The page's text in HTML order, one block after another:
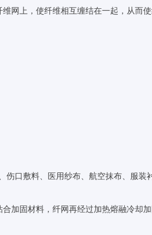
网上，使纤维相互缠结在一起，从而使
口敷料、医用纱布、航空抹布、服
加固材料，纤网再经过加热熔融冷却加